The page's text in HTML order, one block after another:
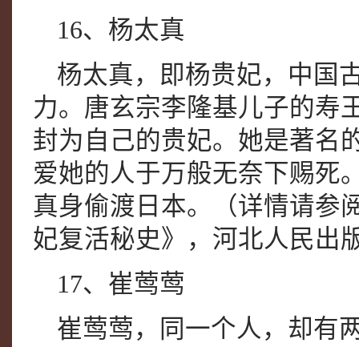
16、杨太真
杨太真，即杨贵妃，中国
力。唐玄宗李隆基儿子的寿
封为自己的贵妃。她是著名
爱她的人于万般无奈下赐死
真身偷渡日本。（详情请参
妃复活秘史》，河北人民出
17、崔莺莺
崔莺莺，同一个人，却有